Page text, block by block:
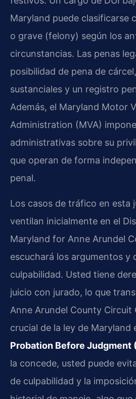
Maryland puede clasificarse
o grave (felony) según los
circunstancias. Las penas
posibilidad de pena de
sustanciales y un registro
Además, el Maryland Motor
Administration (MVA)
administrativas sobre su
que operan de forma
penal.
Los casos de tráfico en esta
ventilan inicialmente en el
Maryland for Anne Arundel
escuchará los argumentos y
culpabilidad. Usted tiene
juicio con jurado, lo que
Anne Arundel County
crucial de la ley de Maryland
Probation Before Judgment
la concede, usted puede
de culpabilidad y la